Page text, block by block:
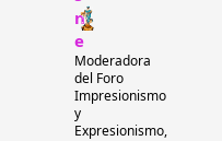
n
e
Moderadora
del Foro
Impresionismo
y
Expresionismo,